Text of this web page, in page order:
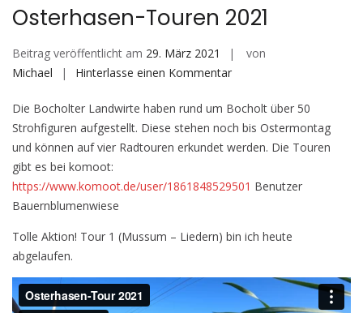
Osterhasen-Touren 2021
Beitrag veröffentlicht am 29. März 2021
von
Michael
Hinterlasse einen Kommentarauf
Touren
2021
Die Bocholter Landwirte haben rund um Bocholt über 50
Strohfiguren aufgestellt. Diese stehen noch bis Ostermontag
und können auf vier Radtouren erkundet werden. Die Touren
gibt es bei komoot:
https://www.komoot.de/user/1861848529501 Benutzer
Bauernblumenwiese
Tolle Aktion! Tour 1 (Mussum – Liedern) bin ich heute
abgelaufen.